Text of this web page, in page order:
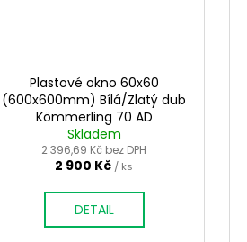
Plastové okno 60x60
(600x600mm) Bílá/Zlatý dub
Kömmerling 70 AD
Skladem
2 396,69 Kč bez DPH
2 900 Kč / ks
DETAIL